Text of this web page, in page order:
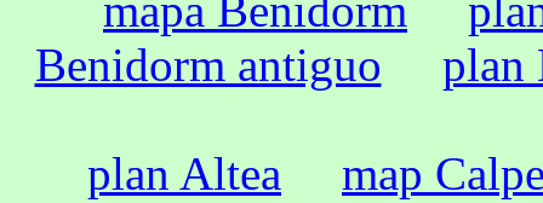
Benidorm antiguo
plan
plan Altea
map